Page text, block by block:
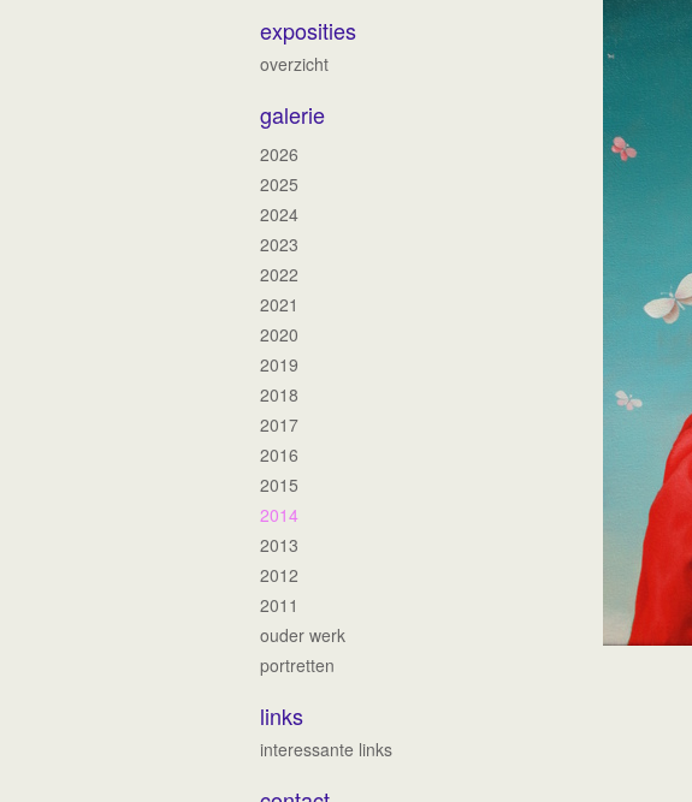
exposities
overzicht
galerie
2026
2025
2024
2023
2022
2021
2020
2019
2018
2017
2016
2015
2014
2013
2012
2011
ouder werk
portretten
links
interessante links